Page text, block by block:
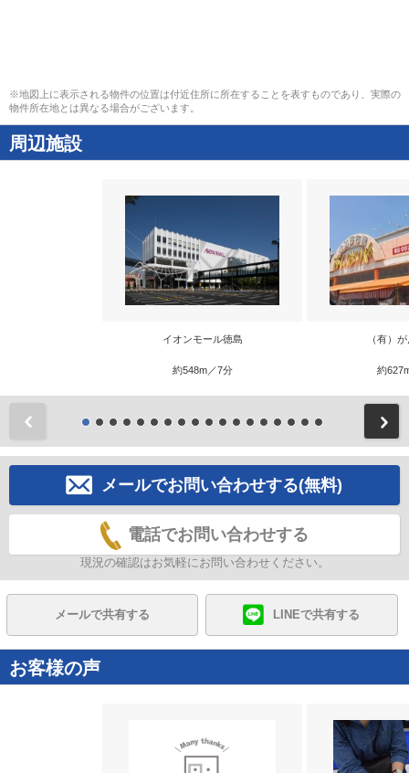
※地図上に表示される物件の位置は付近住所に所在することを表すものであり、実際の
物件所在地とは異なる場合がございます。
周辺施設
イオンモール徳島
約548m／7分
（有）
約
メールでお問い合わせする(無料)
電話でお問い合わせする
現況の確認はお気軽にお問い合わせください。
メールで共有する LINEで共有する
お客様の声